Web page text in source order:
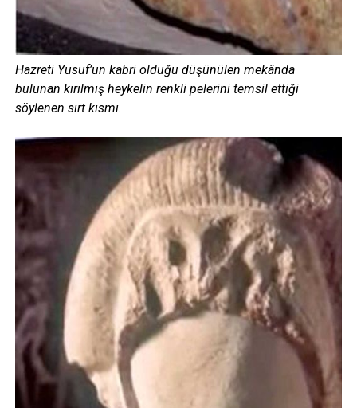
Hazreti Yusuf’un kabri olduğu düşünülen mekânda
bulunan kırılmış heykelin renkli pelerini temsil ettiği
söylenen sırt kısmı.